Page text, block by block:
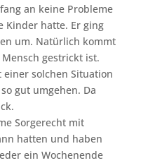
an keine Probleme
Kinder hatte. Er ging
um. Natürlich kommt
gestrickt ist.
einer solchen Situation
gut umgehen. Da
Sorgerecht mit
hatten und haben
ein Wochenende